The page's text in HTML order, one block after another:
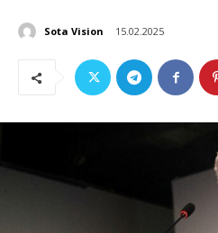
Sota Vision 15.02.2025